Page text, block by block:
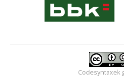
Codesyntaxek